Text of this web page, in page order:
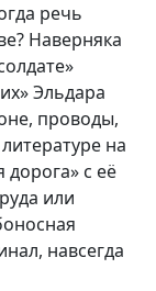
речь
Наверняка
Эльдара
проводы,
на
дорога» с её
или
навсегда